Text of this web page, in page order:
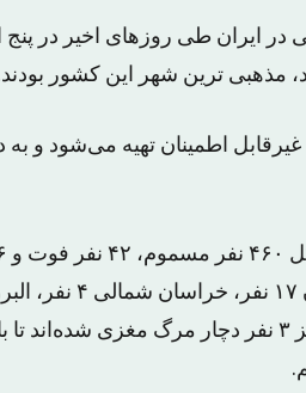
در ایران طی روزهای اخیر در
مذهبی ترین شهر این کشور
غیرقابل‌ اطمینان تهیه می‌شود
یک نفر بوده‌اند و در کهگیلویه و بویراحمد نیز ۳ نفر